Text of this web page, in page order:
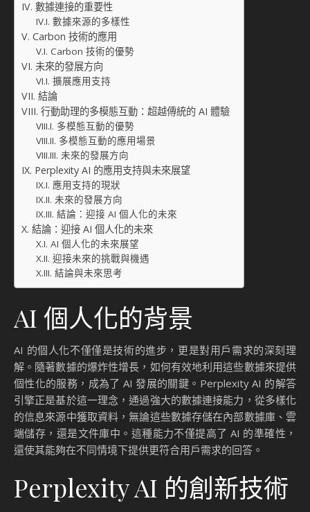
數據連接的重要性
數據來源的多樣性
Carbon 技術的應用
Carbon 技術的優勢
未來的發展方向
擴展應用支持
結論
行動助理的多模態互動：超越傳統的 AI 體驗
多模態互動的優勢
多模態互動的應用場景
未來的發展方向
Perplexity AI 的應用支持與未來展望
應用支持的現狀
未來的發展方向
結論：迎接 AI 個人化的未來
結論：迎接 AI 個人化的未來
AI 個人化的未來展望
迎接未來的挑戰與機遇
結論與未來思考
AI 個人化的背景
AI 的個人化不僅僅是技術的進步，更是對用戶需求的深刻理
解。隨著數據的爆炸性增長，如何有效地利用這些數據來提供
個性化的服務，成為了 AI 發展的關鍵。Perplexity AI 的解答
引擎正是基於這一理念，通過強大的數據連接能力，從多樣化
的信息來源中獲取資料，無論這些數據存儲在內部數據庫、雲
端儲存，還是文件庫中。這種能力不僅提高了 AI 的準確性，
還使其能夠在不同情境下提供更符合用戶需求的回答。
Perplexity AI 的創新技術